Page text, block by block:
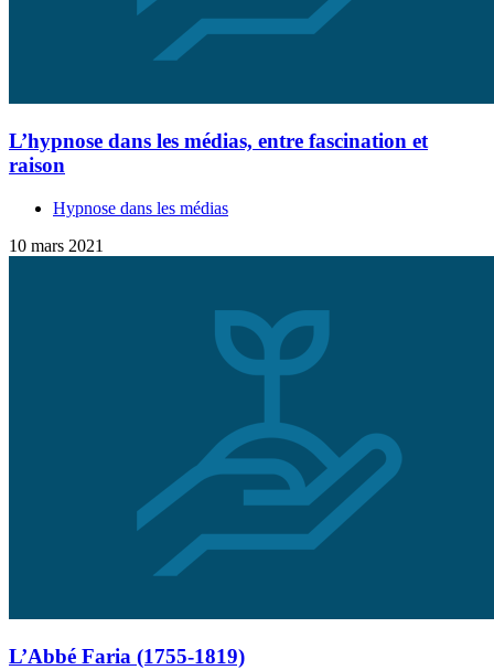
L’hypnose dans les médias, entre fascination et
raison
Hypnose dans les médias
10 mars 2021
L’Abbé Faria (1755-1819)